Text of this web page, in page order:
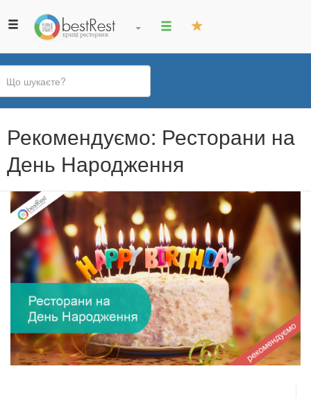
Ви
є
тут
Рекомендуємо: Ресторани на
День Народження